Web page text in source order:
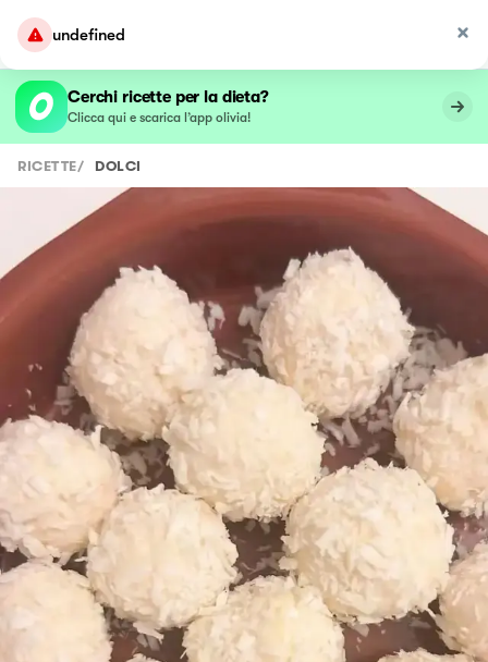
undefined
Cerchi ricette per la dieta?
Clicca qui e scarica l’app olivia!
RICETTE/ DOLCI